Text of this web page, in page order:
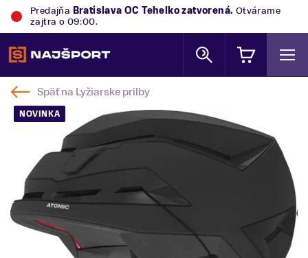
Predajňa Bratislava OC Tehelkozatvorená. Otvárame
zajtra o 09:00.
Späť na Lyžiarske prilby
NOVINKA